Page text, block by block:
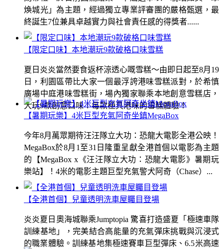
【限定口味】本地潮玩9款破格口味雪糕
夏日炎炎當然要食返杯涼透心嘅雪糕～由即日起至8月19
日，利園區帶比大家一個最浮誇港味雪糕派對，於希慎
廣場中庭港味雪糕街，場內獨家聯乘本地創意雪糕店，
大玩9款創意口味！每款極具港味的雪糕體驗！
【全港首個】兒童透明洗車屋矚目登場
炎炎夏日奧海城聯乘Jumptopia 驚喜打造盛夏「極速車隊
訓練基地」，完美結合高能量的充氣彈床挑戰與沉浸式
的職業體驗。訓練基地集極速賽車巨型彈床、6.5米高速
煥城光」為主題，經過獨立專業評審團的嚴格甄選，最
終誕生7位兼具卓越實力與社會責任感的得獎者......
【暑期玩樂】4米巨型充氣阿奇坐鎮MegaBox
今年8月萬眾期待汪汪隊立大功：恐龍大電影全港公映！
MegaBox於8月1至31日隆重呈獻全港首個以電影為主題
的【MegaBox x《汪汪隊立大功：恐龍大電影》暑期玩
樂站】！4米的電影主題巨型充氣警犬阿奇（Chase）...